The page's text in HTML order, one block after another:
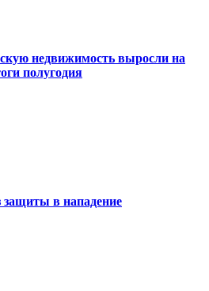
недвижимость выросли на
полугодия
защиты в нападение